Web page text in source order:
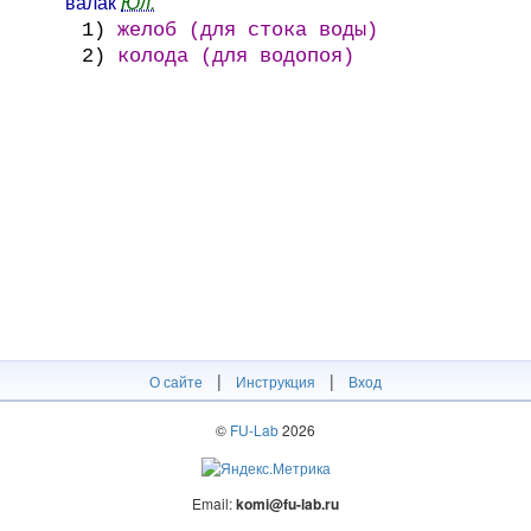
1)
желоб (для стока воды)
2)
колода (для водопоя)
О сайте | Инструкция | Вход
© FU-Lab2026
Email:komi@fu-lab.ru